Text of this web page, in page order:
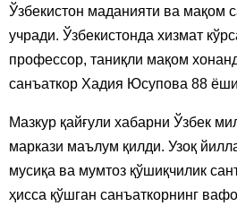
Ўзбекистон маданияти ва мақом
учради. Ўзбекистонда хизмат
профессор, таниқли мақом
санъаткор Хадия Юсупова 88
Мазкур қайғули хабарни Ўзбек
маркази маълум қилди. Узоқ
мусиқа ва мумтоз қўшиқчилик
ҳисса қўшган санъаткорнинг